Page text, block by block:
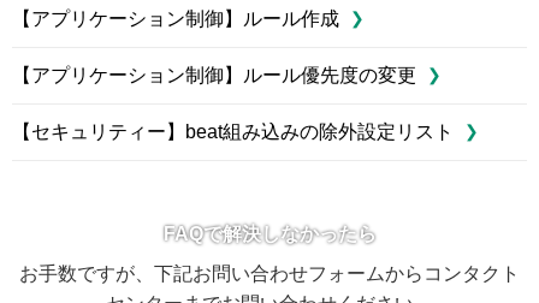
【アプリケーション制御】ルール作成
【アプリケーション制御】ルール優先度の変更
【セキュリティー】beat組み込みの除外設定リスト
FAQで解決しなかったら
お手数ですが、下記お問い合わせフォームからコンタクト